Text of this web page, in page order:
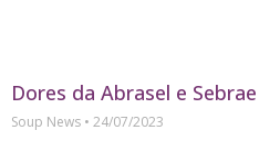
Dores da Abrasel e Sebrae
Soup News
24/07/2023